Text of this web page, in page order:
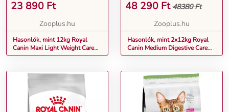
KUTYATÁP
23 890 Ft
Zooplus.hu
Hasonlók, mint 12kg Royal
Canin Maxi Light Weight Care
száraz kutyatáp
KUTYATÁP
48 290 Ft 48380 Ft
Zooplus.hu
Hasonlók, mint 2x12kg Royal
Canin Medium Digestive Care
száraz kutyatáp